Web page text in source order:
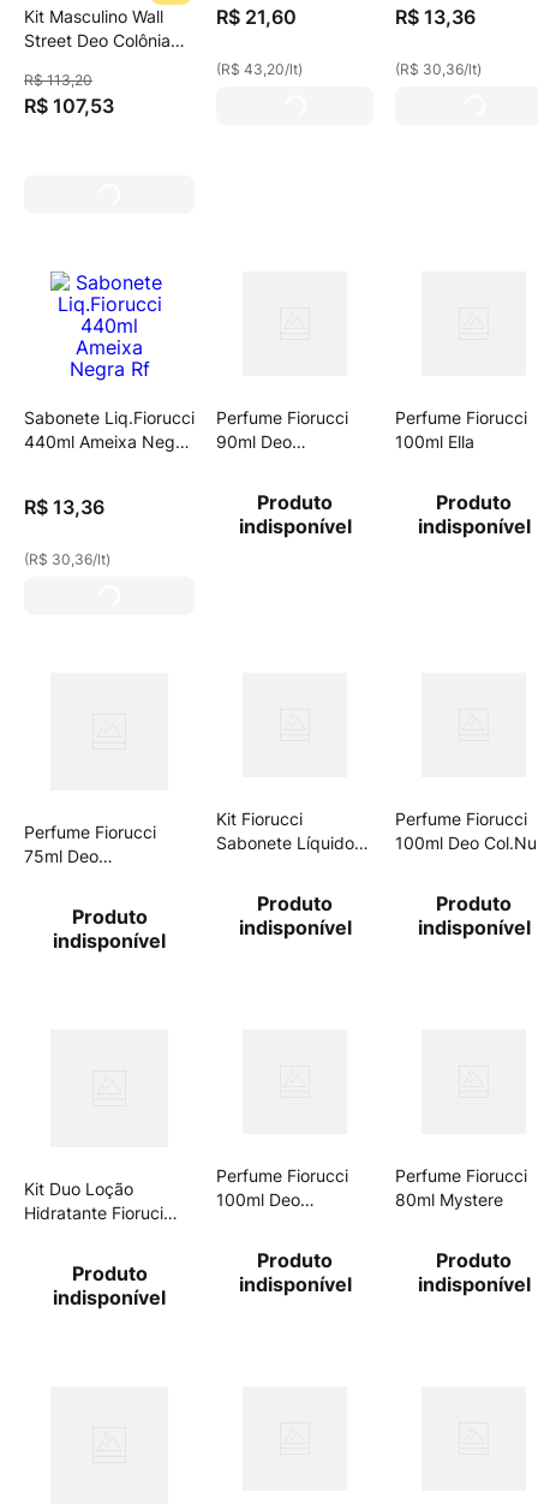
Kit Masculino Wall
Street Deo Colônia
Aerosol 170ml
Fiorucci
R$ 113,20
R$ 107,53
R$ 21,60
(R$ 43,20/lt)
R$ 13,36
(R$ 30,36/lt)
Sabonete Liq.Fiorucci
440ml Ameixa Negra
R$ 13,36
(R$ 30,36/lt)
Perfume Fiorucci
90ml Deo
Produto
indisponível
Perfume Fiorucci
100ml Ella
Produto
indisponível
Perfume Fiorucci
75ml Deo
Produto
indisponível
Kit Fiorucci
Sabonete Líquido
Desodorante 50ml
Produto
indisponível
Perfume Fiorucci
100ml Deo
Produto
indisponível
Kit Duo Loção
Hidratante Fioruci
Produto
indisponível
Perfume Fiorucci
100ml Deo
Produto
indisponível
Perfume Fiorucci
80ml Mystere
Produto
indisponível